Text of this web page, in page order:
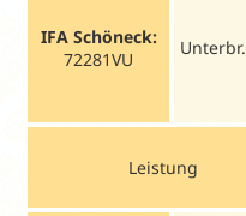
IFA Schöneck:
72281VU
Unterbr.
Leistung